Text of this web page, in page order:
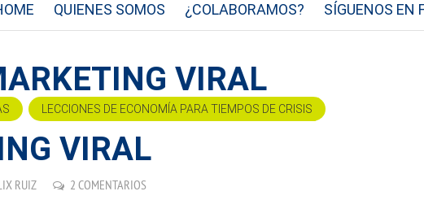
QUIENES SOMOS ¿COLABORAMOS? SÍGUENOS EN
VIRAL
LECCIONES DE ECONOMÍA PARA TIEMPOS DE CRISIS
VIRAL
RUIZ 2 COMENTARIOS